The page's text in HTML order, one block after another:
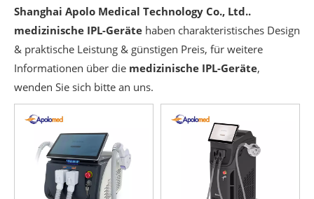
Shanghai Apolo Medical Technology Co., Ltd..
medizinische IPL-Geräte haben charakteristisches Design
& praktische Leistung & günstigen Preis, für weitere
Informationen über die medizinische IPL-Geräte,
wenden Sie sich bitte an uns.